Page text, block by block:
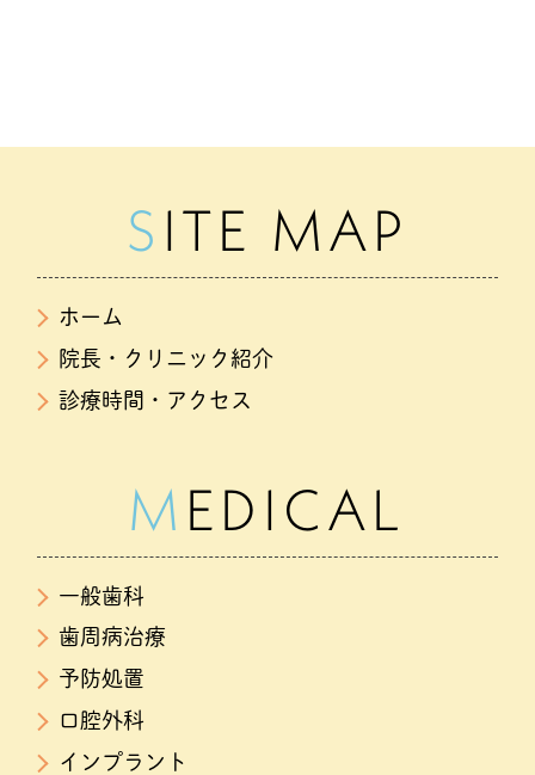
SITE MAP
ホーム
院長・クリニック紹介
診療時間・アクセス
MEDICAL
一般歯科
歯周病治療
予防処置
口腔外科
インプラント